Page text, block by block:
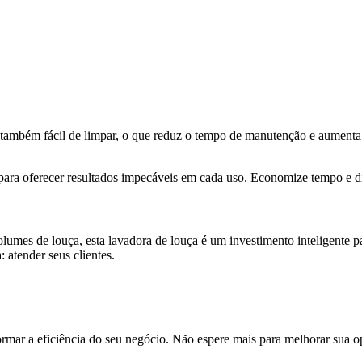
fácil de limpar, o que reduz o tempo de manutenção e
oferecer resultados impecáveis em cada uso. Economize tempo e
de louça, esta lavadora de louça é um investimento
atender seus clientes.
a eficiência do seu negócio. Não espere mais para melhorar sua